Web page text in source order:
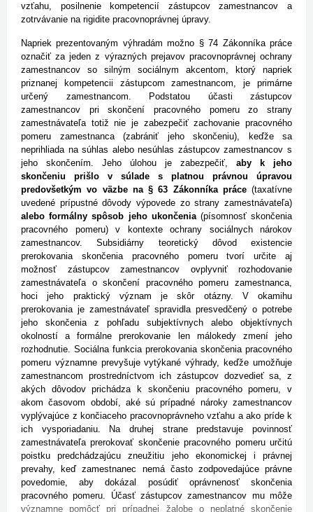
vzťahu, posilnenie kompetencií zástupcov zamestnancov a
zotrvávanie na rigidite pracovnoprávnej úpravy.
Napriek prezentovaným výhradám možno § 74 Zákonníka práce
označiť za jeden z výrazných prejavov pracovnoprávnej ochrany
zamestnancov so silným sociálnym akcentom, ktorý napriek
priznanej kompetencii zástupcom zamestnancom, je primárne
určený zamestnancom. Podstatou účasti zástupcov
zamestnancov pri skončení pracovného pomeru zo strany
zamestnávateľa totiž nie je zabezpečiť zachovanie pracovného
pomeru zamestnanca (zabrániť jeho skončeniu), keďže sa
neprihliada na súhlas alebo nesúhlas zástupcov zamestnancov s
jeho skončením. Jeho úlohou je zabezpečiť, aby k jeho
skončeniu prišlo v súlade s platnou právnou úpravou
predovšetkým vo väzbe na § 63 Zákonníka práce(taxatívne
uvedené prípustné dôvody výpovede zo strany zamestnávateľa)
alebo formálny spôsob jeho ukončenia(písomnosť skončenia
pracovného pomeru) v kontexte ochrany sociálnych nárokov
zamestnancov. Subsidiárny teoretický dôvod existencie
prerokovania skončenia pracovného pomeru tvorí určite aj
možnosť zástupcov zamestnancov ovplyvniť rozhodovanie
zamestnávateľa o skončení pracovného pomeru zamestnanca,
hoci jeho praktický význam je skôr otázny. V okamihu
prerokovania je zamestnávateľ spravidla presvedčený o potrebe
jeho skončenia z pohľadu subjektívnych alebo objektívnych
okolností a formálne prerokovanie len málokedy zmení jeho
rozhodnutie. Sociálna funkcia prerokovania skončenia pracovného
pomeru významne prevyšuje vytýkané výhrady, keďže umožňuje
zamestnancom prostredníctvom ich zástupcov dozvedieť sa, z
akých dôvodov prichádza k skončeniu pracovného pomeru, v
akom časovom období, aké sú prípadné nároky zamestnancov
vyplývajúce z končiaceho pracovnoprávneho vzťahu a ako príde k
ich vysporiadaniu. Na druhej strane predstavuje povinnosť
zamestnávateľa prerokovať skončenie pracovného pomeru určitú
poistku predchádzajúcu zneužitiu jeho ekonomickej i právnej
prevahy, keď zamestnanec nemá často zodpovedajúce právne
povedomie, aby dokázal posúdiť oprávnenosť skončenia
pracovného pomeru. Účasť zástupcov zamestnancov mu môže
významne pomôcť pri prípadnej žalobe o neplatné skončenie